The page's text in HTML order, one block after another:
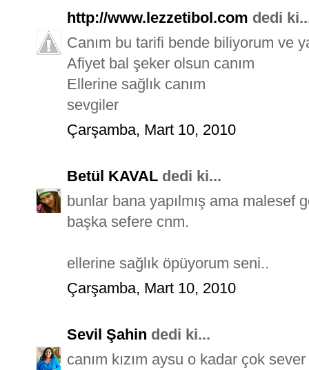
http://www.lezzetibol.com dedi
Canım bu tarifi bende biliyorum ve
Afiyet bal şeker olsun canım
Ellerine sağlık canım
sevgiler
Çarşamba, Mart 10, 2010
Betül KAVAL dedi ki...
bunlar bana yapılmış ama malesef
başka sefere cnm.
ellerine sağlık öpüyorum seni..
Çarşamba, Mart 10, 2010
Sevil Şahin dedi ki...
canım kızım aysu o kadar çok